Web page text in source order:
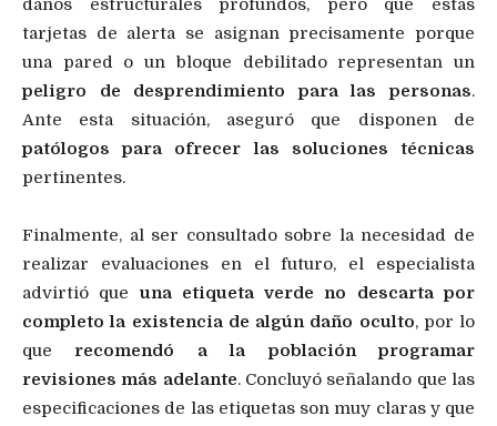
daños estructurales profundos, pero que estas
tarjetas de alerta se asignan precisamente porque
una pared o un bloque debilitado representan un
peligro de desprendimiento para las personas.
Ante esta situación, aseguró que disponen de
patólogos para ofrecer las soluciones técnicas
pertinentes.
Finalmente, al ser consultado sobre la necesidad de
realizar evaluaciones en el futuro, el especialista
advirtió que una etiqueta verde no descarta por
completo la existencia de algún daño oculto, por lo
querecomendó a la población programar
revisiones más adelante. Concluyó señalando que las
especificaciones de las etiquetas son muy claras y que